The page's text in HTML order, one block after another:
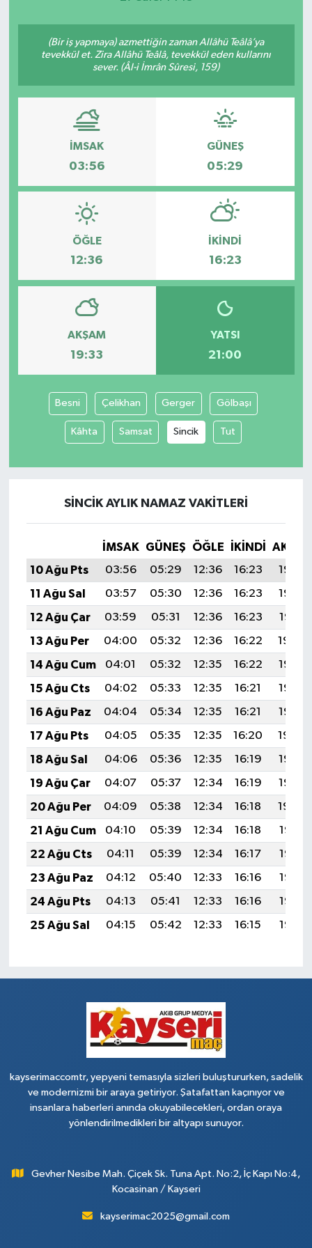
(Bir iş yapmaya) azmettiğin zaman Allâhü Teâlâ’ya
tevekkül et. Zira Allâhü Teâlâ, tevekkül eden kullarını
sever. (Âl-i İmrân Sûresi, 159)
İMSAK
03:56
GÜNEŞ
05:29
ÖĞLE
12:36
İKINDI
16:23
AKŞAM
19:33
YATSI
21:00
Besni Çelikhan Gerger Gölbaşı
Kâhta Samsat Sincik Tut
SINCIK AYLIK NAMAZ VAKITLERI
İMSAK GÜNEŞ ÖĞLE İKINDI
10 Ağu Pts
03:56 05:29 12:36 16:23
19:33
11 Ağu Sal
03:57 05:30 12:36 16:23
19:32
12 Ağu Çar
03:59 05:31 12:36 16:23
19:31
13 Ağu Per
04:00 05:32 12:36 16:22
19:29
14 Ağu Cum
04:01 05:32 12:35 16:22
19:28
15 Ağu Cts
04:02 05:33 12:35 16:21
19:27
16 Ağu Paz
04:04 05:34 12:35 16:21
19:26
17 Ağu Pts
04:05 05:35 12:35 16:20
19:24
18 Ağu Sal
04:06 05:36 12:35 16:19
19:23
19 Ağu Çar
04:07 05:37 12:34 16:19
19:22
20 Ağu Per
04:09 05:38 12:34 16:18
19:20
21 Ağu Cum
04:10 05:39 12:34 16:18
19:19
22 Ağu Cts
04:11 05:39 12:34 16:17
19:18
23 Ağu Paz
04:12 05:40 12:33 16:16
19:16
24 Ağu Pts
04:13 05:41 12:33 16:16
19:15
25 Ağu Sal
04:15 05:42 12:33 16:15 19:14
kayserimaccomtr, yepyeni temasıyla sizleri buluştururken, sadelik
ve modernizmi bir araya getiriyor. Şatafattan kaçınıyor ve
insanlara haberleri anında okuyabilecekleri, ordan oraya
yönlendirilmedikleri bir altyapı sunuyor.
Gevher Nesibe Mah. Çiçek Sk. Tuna Apt. No:2, İç Kapı No:4,
Kocasinan / Kayseri
kayserimac2025@gmail.com